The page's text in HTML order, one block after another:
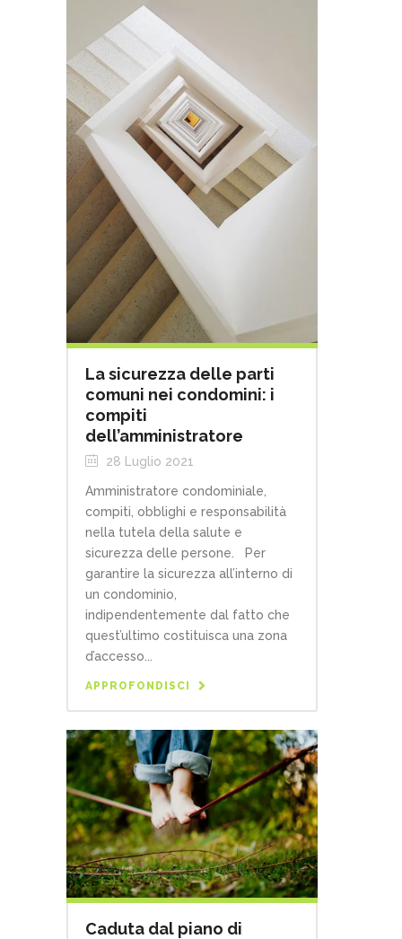
La sicurezza delle parti
comuni nei condomini: i
compiti
dell’amministratore
28 Luglio 2021
Amministratore condominiale,
compiti, obblighi e responsabilità
nella tutela della salute e
sicurezza delle persone. Per
garantire la sicurezza all’interno di
un condominio,
indipendentemente dal fatto che
quest’ultimo costituisca una zona
d’accesso...
APPROFONDISCI
Caduta dal piano di